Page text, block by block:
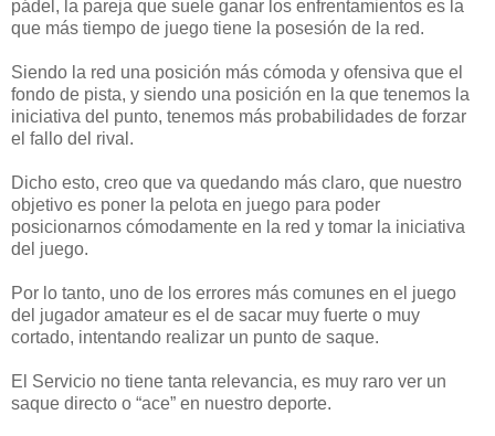
pádel, la pareja que suele ganar los enfrentamientos es la
que más tiempo de juego tiene la posesión de la red.
Siendo la red una posición más cómoda y ofensiva que el
fondo de pista, y siendo una posición en la que tenemos la
iniciativa del punto, tenemos más probabilidades de forzar
el fallo del rival.
Dicho esto, creo que va quedando más claro, que nuestro
objetivo es poner la pelota en juego para poder
posicionarnos cómodamente en la red y tomar la iniciativa
del juego.
Por lo tanto, uno de los errores más comunes en el juego
del jugador amateur es el de sacar muy fuerte o muy
cortado, intentando realizar un punto de saque.
El Servicio no tiene tanta relevancia, es muy raro ver un
saque directo o “ace” en nuestro deporte.